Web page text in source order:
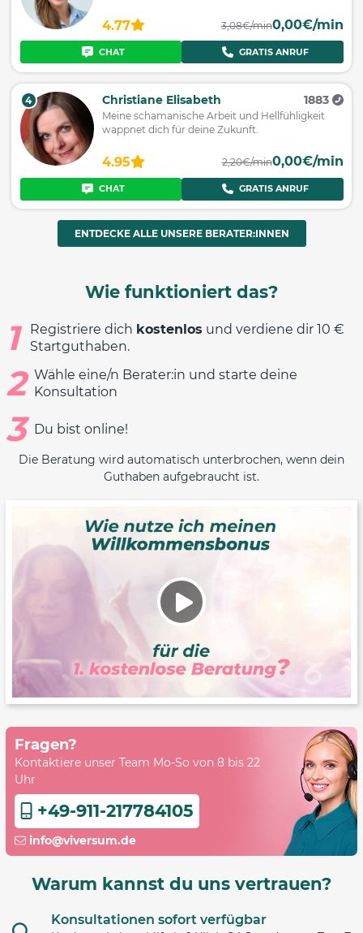
4.77 3,08€/min0,00€/min
CHAT GRATIS ANRUF
4 Christiane Elisabeth 1883
Meine schamanische Arbeit und Hellfühligkeit
wappnet dich für deine Zukunft.
4.95 2,20€/min0,00€/min
CHAT GRATIS ANRUF
ENTDECKE ALLE UNSERE BERATER:INNEN
Wie funktioniert das?
1 Registriere dich kostenlos und verdiene dir 10 €
Startguthaben.
2 Wähle eine/n Berater:in und starte deine
Konsultation
3 Du bist online!
Die Beratung wird automatisch unterbrochen, wenn dein
Guthaben aufgebraucht ist.
Fragen?
Kontaktiere unser Team Mo-So von 8 bis 22
Uhr
+49-911-217784105
info@viversum.de
Warum kannst du uns vertrauen?
Konsultationen sofort verfügbar